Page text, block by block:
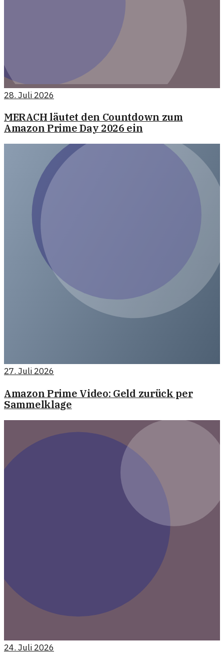
28. Juli 2026
MERACH läutet den Countdown zum
Amazon Prime Day 2026 ein
27. Juli 2026
Amazon Prime Video: Geld zurück per
Sammelklage
24. Juli 2026